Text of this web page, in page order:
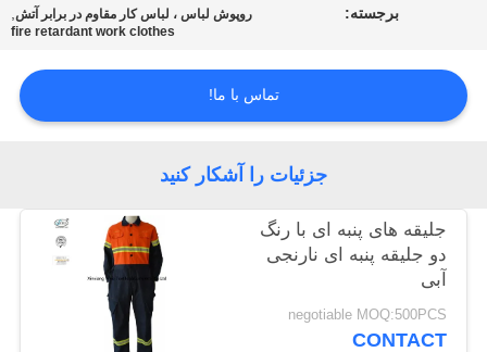
نقل
قول
سایت
PRIVACY
POLICY
برجسته: روپوش لباس ، لباس کار مقاوم در برابر آتش,
fire retardant work clothes
تماس با ما!
جزئیات را آشکار کنید
جلیقه های پنبه ای با رنگ
دو جلیقه پنبه ای نارنجی
آبی
negotiable MOQ:500PCS
CONTACT